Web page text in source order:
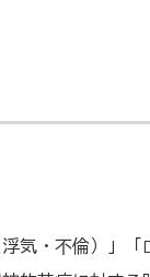
気・不倫）」「